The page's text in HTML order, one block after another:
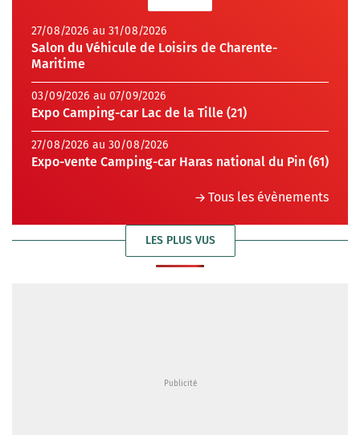
27/08/2026 au 31/08/2026
Salon du Véhicule de Loisirs de Charente-
Maritime
03/09/2026 au 07/09/2026
Expo Camping-car Lac de la Tille (21)
27/08/2026 au 30/08/2026
Expo-vente Camping-car Haras national du Pin (61)
Tous les évènements
LES PLUS VUS